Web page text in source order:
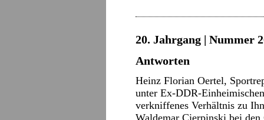
20. Jahrgang | Nummer
Antworten
Heinz Florian Oertel,
unter Ex-DDR-
verkniffenes Verhältnis zu
Waldemar Cierpinski bei